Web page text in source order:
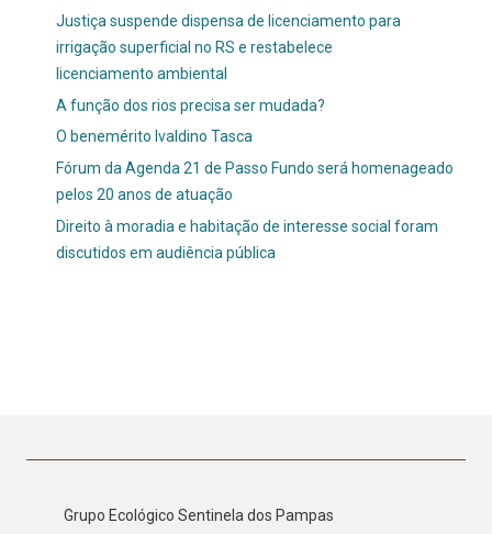
Justiça suspende dispensa de licenciamento para
irrigação superficial no RS e restabelece
licenciamento ambiental
A função dos rios precisa ser mudada?
O benemérito Ivaldino Tasca
Fórum da Agenda 21 de Passo Fundo será homenageado
pelos 20 anos de atuação
Direito à moradia e habitação de interesse social foram
discutidos em audiência pública
Grupo Ecológico Sentinela dos Pampas